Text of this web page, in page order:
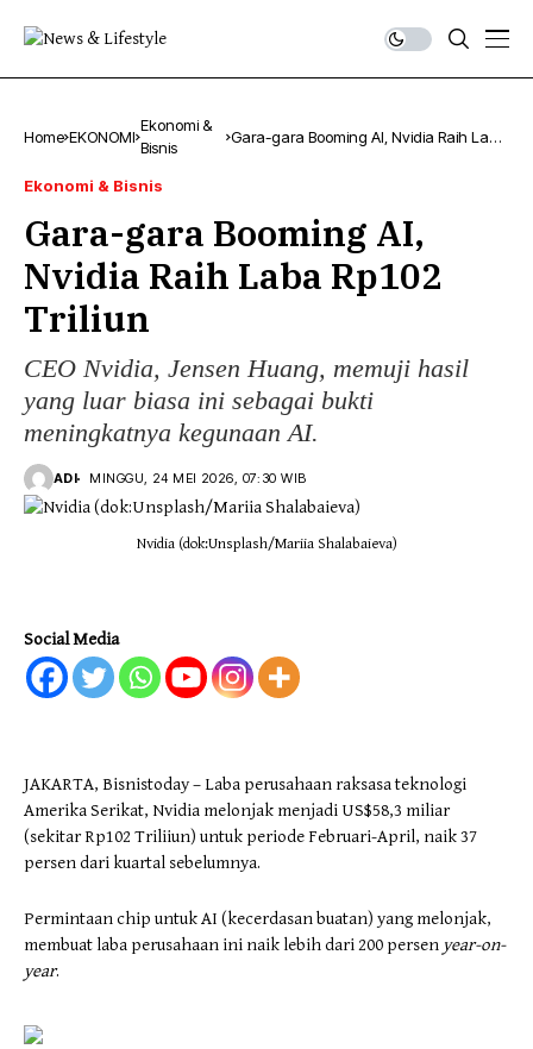
Home EKONOMI
Ekonomi &
Bisnis
Gara-gara Booming AI, Nvidia Raih Laba
Ekonomi & Bisnis
Gara-gara Booming AI,
Nvidia Raih Laba Rp102
Triliun
CEO Nvidia, Jensen Huang, memuji hasil
yang luar biasa ini sebagai bukti
meningkatnya kegunaan AI.
ADI MINGGU, 24 MEI 2026, 07:30 WIB
Nvidia (dok:Unsplash/Mariia Shalabaieva)
Social Media
JAKARTA, Bisnistoday – Laba perusahaan raksasa teknologi
Amerika Serikat, Nvidia melonjak menjadi US$58,3 miliar
(sekitar Rp102 Triliiun) untuk periode Februari-April, naik 37
persen dari kuartal sebelumnya.
Permintaan chip untuk AI (kecerdasan buatan) yang melonjak,
membuat laba perusahaan ini naik lebih dari 200 persen year-on-
year.